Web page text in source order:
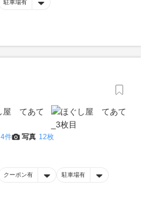
駐車場有
4件 写真 12枚
クーポン有 駐車場有